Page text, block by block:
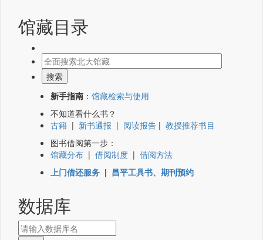
馆藏目录
新手指南 ： 馆藏检索与使用
不知道看什么书？
古籍 | 新书通报 | 阅读报告 | 教授推荐书目
图书借阅第一步：
馆藏分布 | 借阅制度 | 借阅方法
上门借还服务 | 昌平工具书、期刊预约
数据库